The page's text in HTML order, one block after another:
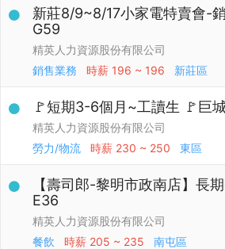
新莊8/9~8/17小家電特賣會-
G59
精英人力資源股份有限公司
銷售業務
時薪 196 ~ 196 新莊區
🚩短期3-6個月~工讀生 🚩巨
精英人力資源股份有限公司
勞力/物流
時薪 230 ~ 250 東區
【壽司郎-黎明市政南店】長
E36
精英人力資源股份有限公司
餐飲
時薪 205 ~ 235 南屯區